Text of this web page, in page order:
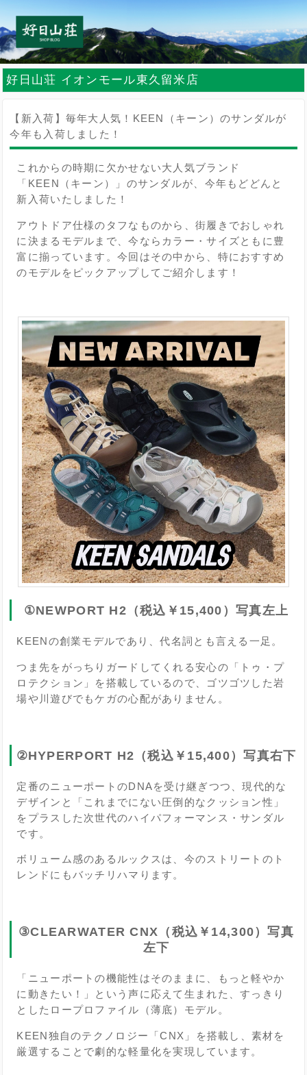
好日山荘 イオンモール東久留米店
【新入荷】毎年大人気！KEEN（キーン）のサンダルが
今年も入荷しました！
これからの時期に欠かせない大人気ブランド
「KEEN（キーン）」のサンダルが、今年もどどんと
新入荷いたしました！
アウトドア仕様のタフなものから、街履きでおしゃれ
に決まるモデルまで、今ならカラー・サイズともに豊
富に揃っています。今回はその中から、特におすすめ
のモデルをピックアップしてご紹介します！
①NEWPORT H2（税込￥15,400）写真左上
KEENの創業モデルであり、代名詞とも言える一足。
つま先をがっちりガードしてくれる安心の「トゥ・プ
ロテクション」を搭載しているので、ゴツゴツした岩
場や川遊びでもケガの心配がありません。
②HYPERPORT H2（税込￥15,400）写真右下
定番のニューポートのDNAを受け継ぎつつ、現代的な
デザインと「これまでにない圧倒的なクッション性」
をプラスした次世代のハイパフォーマンス・サンダル
です。
ボリューム感のあるルックスは、今のストリートのト
レンドにもバッチリハマります。
③CLEARWATER CNX（税込￥14,300）写真
左下
「ニューポートの機能性はそのままに、もっと軽やか
に動きたい！」という声に応えて生まれた、すっきり
としたロープロファイル（薄底）モデル。
KEEN独自のテクノロジー「CNX」を搭載し、素材を
厳選することで劇的な軽量化を実現しています。